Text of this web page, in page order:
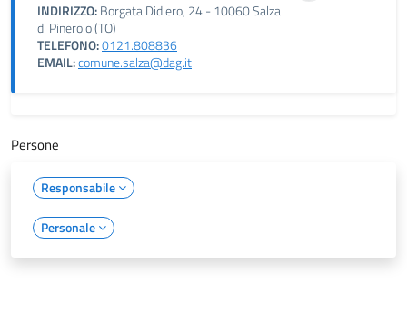
INDIRIZZO:Borgata Didiero, 24 - 10060 Salza
di Pinerolo (TO)
TELEFONO:0121.808836
EMAIL:comune.salza@dag.it
Persone
Responsabile
Personale